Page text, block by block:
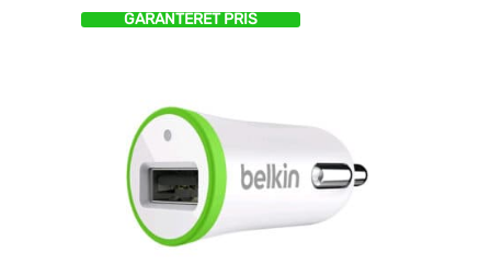
GARANTERET PRIS